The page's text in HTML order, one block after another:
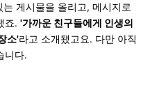
게시물을 올리고, 메시지로
죠. '가까운 친구들에게 인생의
소'라고 소개됐고요. 다만 아직
니다.